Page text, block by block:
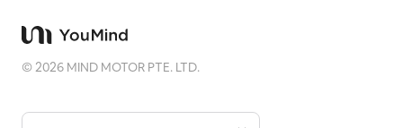
©2026 MIND MOTOR PTE. LTD.